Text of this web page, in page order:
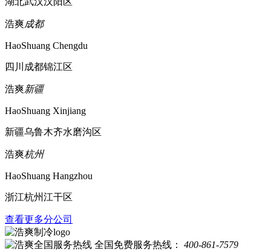
浩爽成都
HaoShuang Chengdu
四川成都锦江区
浩爽新疆
HaoShuang Xinjiang
新疆乌鲁木齐水磨沟区
浩爽杭州
HaoShuang Hangzhou
浙江杭州江干区
查看更多分公司
全国免费服务热线： 400-861-7579